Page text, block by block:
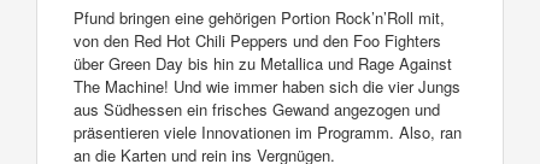
Pfund bringen eine gehörigen Portion Rock’n’Roll mit,
von den Red Hot Chili Peppers und den Foo Fighters
über Green Day bis hin zu Metallica und Rage Against
The Machine! Und wie immer haben sich die vier Jungs
aus Südhessen ein frisches Gewand angezogen und
präsentieren viele Innovationen im Programm. Also, ran
an die Karten und rein ins Vergnügen.